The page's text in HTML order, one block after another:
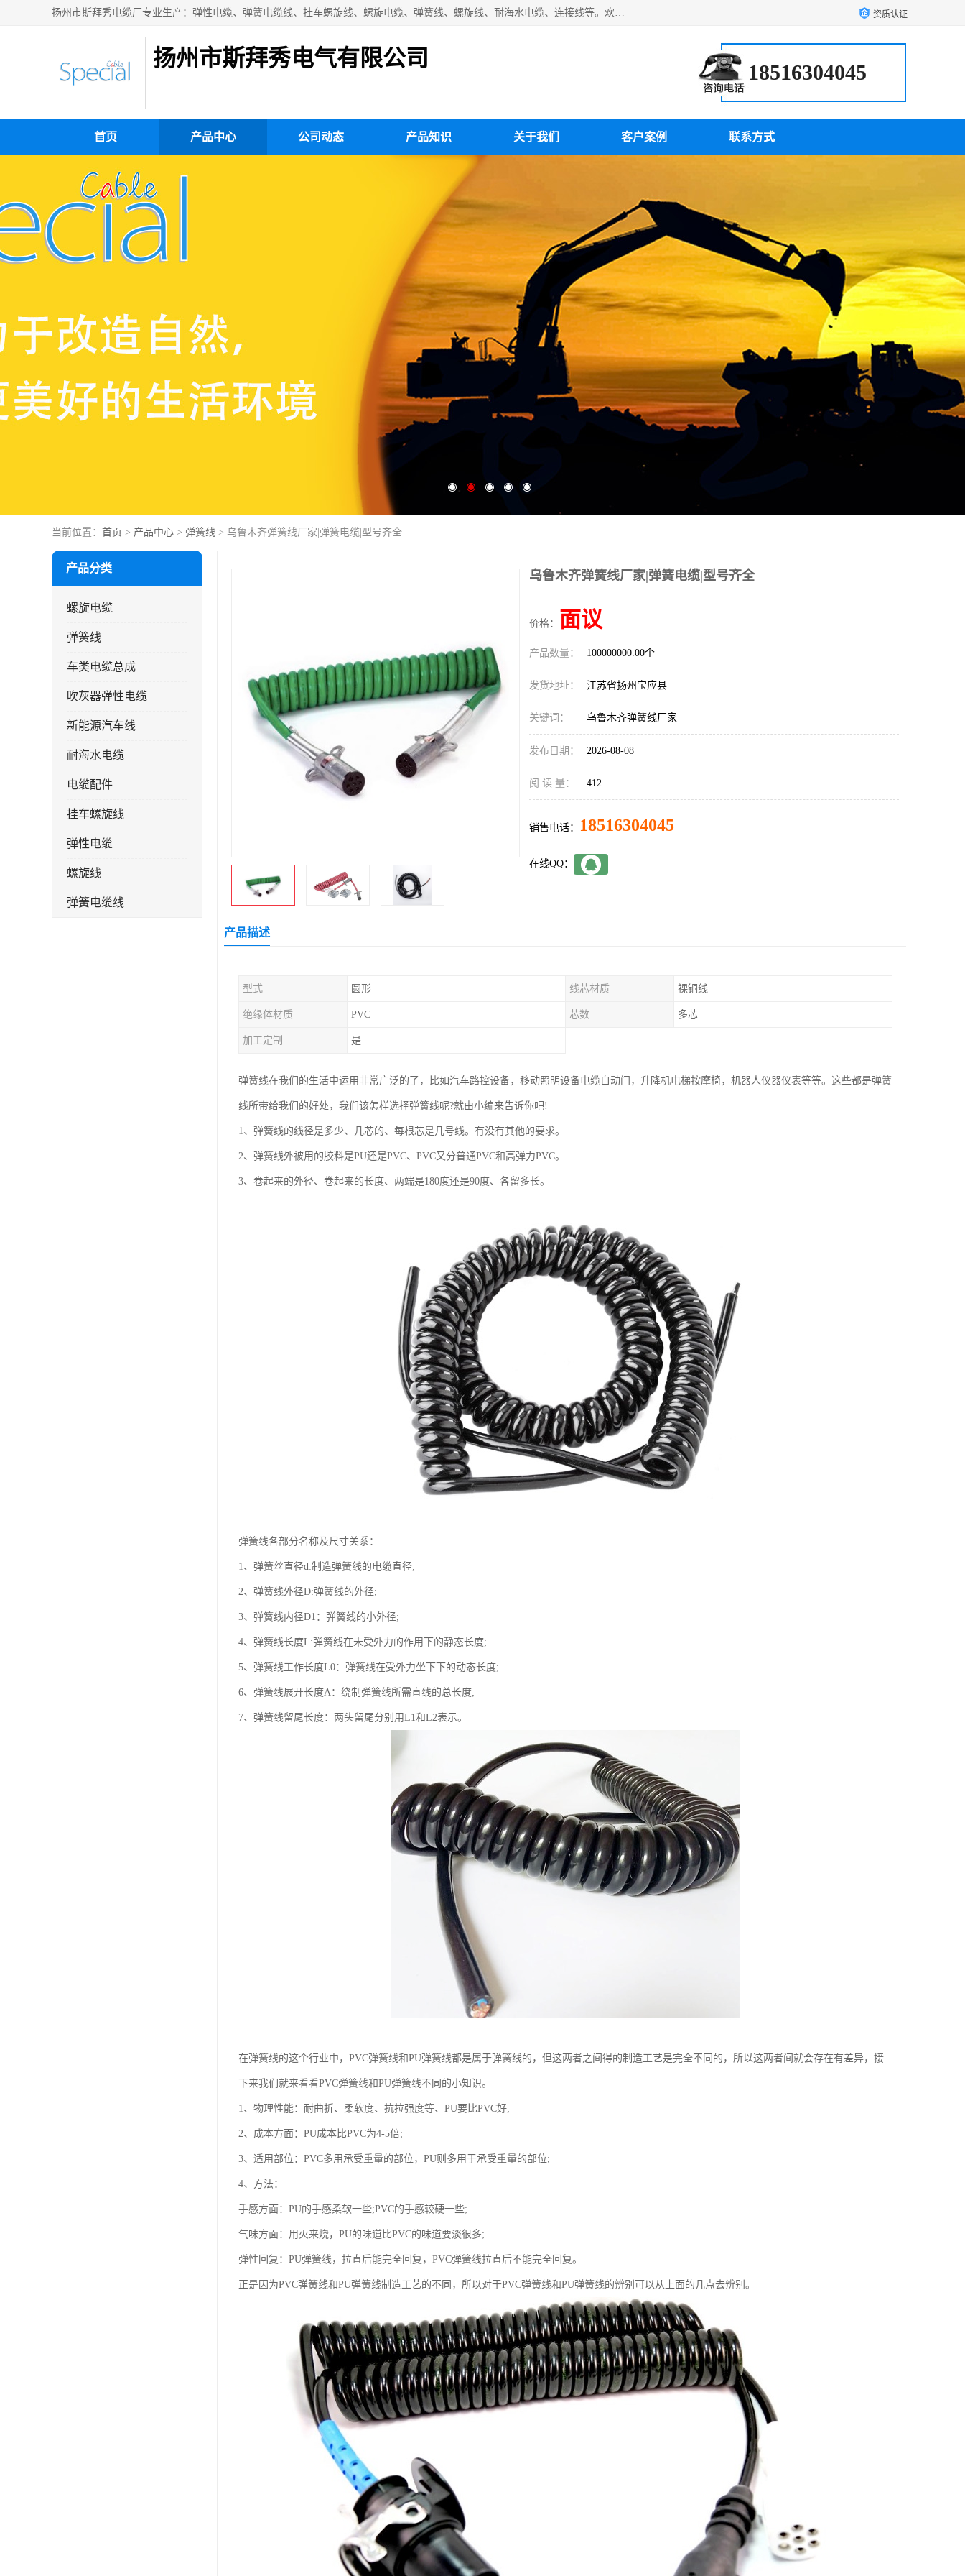
扬州市斯拜秀电缆厂专业生产：弹性电缆、弹簧电缆线、挂车螺旋线、螺旋电缆、弹簧线、螺旋线、耐海水电缆、连接线等。欢迎来电咨询！ 资质认证
扬州市斯拜秀电气有限公司
18516304045
首页 产品中心 公司动态 产品知识 关于我们 客户案例 联系方式
当前位置： 首页 > 产品中心 > 弹簧线 > 乌鲁木齐弹簧线厂家|弹簧电缆|型号齐全
产品分类
螺旋电缆
弹簧线
车类电缆总成
吹灰器弹性电缆
新能源汽车线
耐海水电缆
电缆配件
挂车螺旋线
弹性电缆
螺旋线
弹簧电缆线
乌鲁木齐弹簧线厂家|弹簧电缆|型号齐全
价格： 面议
产品数量： 100000000.00个
发货地址： 江苏省扬州宝应县
关键词： 乌鲁木齐弹簧线厂家
发布日期： 2026-08-08
阅 读 量： 412
销售电话： 18516304045
在线QQ：
产品描述
型式 圆形 线芯材质 裸铜线
绝缘体材质 PVC 芯数 多芯
加工定制 是
弹簧线在我们的生活中运用非常广泛的了，比如汽车路控设备，移动照明设备电缆自动门，升降机电梯按摩椅，机器人仪器仪表等等。这些都是弹簧
线所带给我们的好处，我们该怎样选择弹簧线呢?就由小编来告诉你吧!
1、弹簧线的线径是多少、几芯的、每根芯是几号线。有没有其他的要求。
2、弹簧线外被用的胶料是PU还是PVC、PVC又分普通PVC和高弹力PVC。
3、卷起来的外径、卷起来的长度、两端是180度还是90度、各留多长。
弹簧线各部分名称及尺寸关系：
1、弹簧丝直径d:制造弹簧线的电缆直径;
2、弹簧线外径D:弹簧线的外径;
3、弹簧线内径D1：弹簧线的小外径;
4、弹簧线长度L:弹簧线在未受外力的作用下的静态长度;
5、弹簧线工作长度L0：弹簧线在受外力坐下下的动态长度;
6、弹簧线展开长度A：绕制弹簧线所需直线的总长度;
7、弹簧线留尾长度：两头留尾分别用L1和L2表示。
在弹簧线的这个行业中，PVC弹簧线和PU弹簧线都是属于弹簧线的，但这两者之间得的制造工艺是完全不同的，所以这两者间就会存在有差异，接
下来我们就来看看PVC弹簧线和PU弹簧线不同的小知识。
1、物理性能：耐曲折、柔软度、抗拉强度等、PU要比PVC好;
2、成本方面：PU成本比PVC为4-5倍;
3、适用部位：PVC多用承受重量的部位，PU则多用于承受重量的部位;
4、方法：
手感方面：PU的手感柔软一些;PVC的手感较硬一些;
气味方面：用火来烧，PU的味道比PVC的味道要淡很多;
弹性回复：PU弹簧线，拉直后能完全回复，PVC弹簧线拉直后不能完全回复。
正是因为PVC弹簧线和PU弹簧线制造工艺的不同，所以对于PVC弹簧线和PU弹簧线的辨别可以从上面的几点去辨别。